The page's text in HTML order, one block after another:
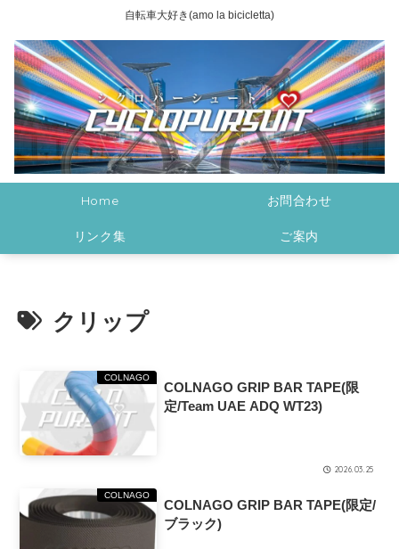
自転車大好き(amo la bicicletta)
Home お問合わせ
リンク集 ご案内
クリップ
COLNAGO
COLNAGO GRIP BAR TAPE(限
定/Team UAE ADQ WT23)
2026.03.25
COLNAGO
COLNAGO GRIP BAR TAPE(限定/
ブラック)